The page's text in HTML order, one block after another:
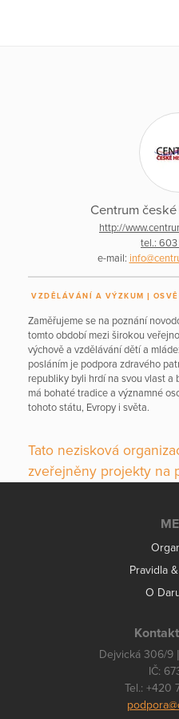
Centrum
http://
tel.:
e-mail:
VZDĚLÁVÁNÍ A VÝZKUM
Zaměřujeme se na poznání
tomto období mezi širokou
výchově a vzdělávání dětí a
posláním je podpora zdravého
republiky byli hrdí na svou vlast a
má bohaté tradice a významné
tohoto státu, Evropy i světa.
Tato nezisková
zveřejněny projekty na
Pravidla
O
Dejvická 306/9
IČ:
Tel.: +420